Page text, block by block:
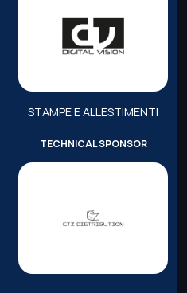
STAMPE E ALLESTIMENTI
TECHNICAL SPONSOR